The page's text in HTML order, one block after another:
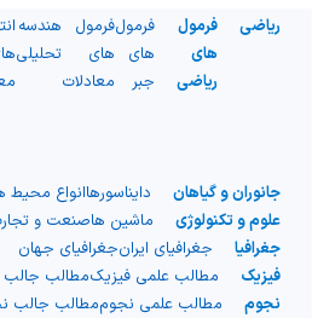
ریاضی
فرمول
های
ریاضی
فرمول
های
جبر
فرمول
های
معادلات
هندسه
تحلیلی
جانوران و گیاهان دایناسورهاانواع محیط
علوم و تکنولوژی
ماشین هاصنعت و
جغرافیا
جغرافیای ایرانجغرافیای جهان
فیزیک
مطالب علمی فیزیکمطالب جالب
نجوم
مطالب علمی نجوممطالب جالب